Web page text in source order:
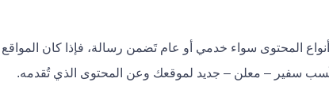
المحتوى سواء خدمي أو عام تَضمن رسالة، فإذا كان المواقع
وكَسب سفير – معلن – جديد لموقعك وعن المحتوى الذي تُقدمه.